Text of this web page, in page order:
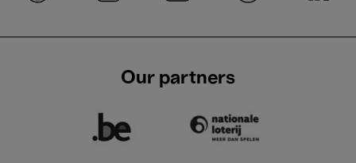
Our partners